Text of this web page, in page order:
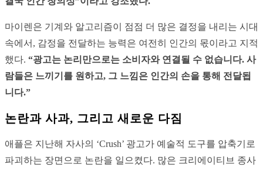
마이렌은 기계와 알고리즘이 점점 더 많은 결정을 내리는 시대
속에서, 감정을 전달하는 능력은 여전히 인간의 몫이라고 지적
했다. “광고는 논리만으로는 소비자와 연결될 수 없습니다. 사
람들은 느끼기를 원하고, 그 느낌은 인간의 손을 통해 전달됩
니다.”
논란과 사과, 그리고 새로운 다짐
애플은 지난해 자사의 ‘Crush’ 광고가 예술적 도구를 압축기로
파괴하는 장면으로 논란을 일으켰다. 많은 크리에이티브 종사